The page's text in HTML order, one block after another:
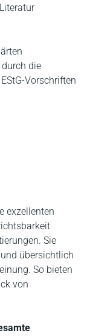
die
Vorschriften
exzellenten
Sie
übersichtlich
So bieten
von